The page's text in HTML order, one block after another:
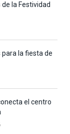
la Festividad
la fiesta de
el centro